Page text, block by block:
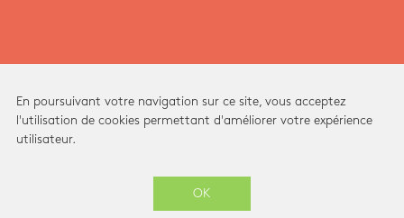
Ici Librairie - Paris Grands Boulevards © 2026 -
En poursuivant votre navigation sur ce site, vous acceptez
l'utilisation de cookies permettant d'améliorer votre expérience
utilisateur.
OK